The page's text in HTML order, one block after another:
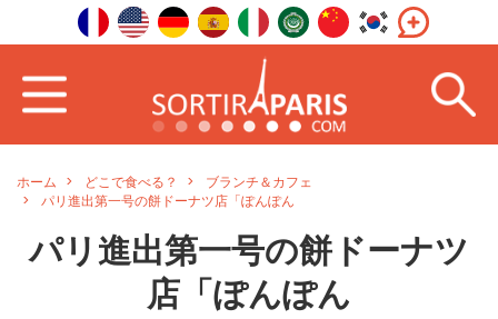
ホーム どこで食べる？
ブランチ＆カフェ
パリ進出第一号の餅ドーナツ店「ぽんぽん
パリ進出第一号の餅ドーナツ
店「ぽんぽん